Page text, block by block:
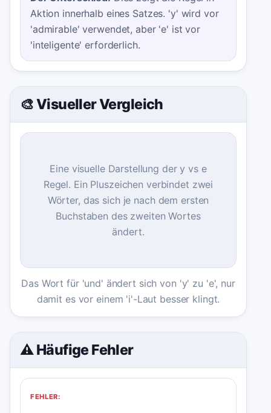
Aktion innerhalb eines Satzes. 'y' wird vor
'admirable' verwendet, aber 'e' ist vor
'inteligente' erforderlich.
🎨 Visueller Vergleich
Eine visuelle Darstellung der y vs e
Regel. Ein Pluszeichen verbindet zwei
Wörter, das sich je nach dem ersten
Buchstaben des zweiten Wortes
ändert.
Das Wort für 'und' ändert sich von 'y' zu 'e', nur
damit es vor einem 'i'-Laut besser klingt.
⚠️ Häufige Fehler
FEHLER: